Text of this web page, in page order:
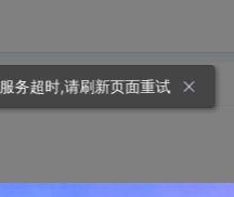
服务超时,请刷新页面重试